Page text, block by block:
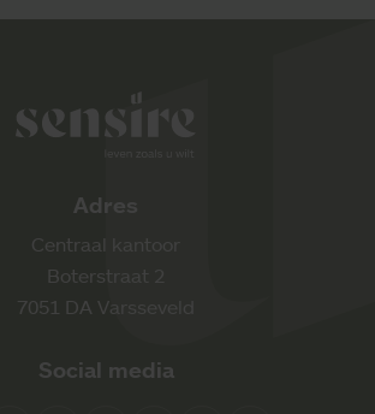
Adres
Centraal kantoor
Boterstraat 2
7051 DA Varsseveld
Social media